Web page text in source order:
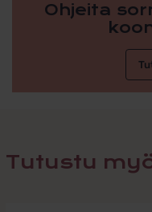
Ohjeita
Tutustu